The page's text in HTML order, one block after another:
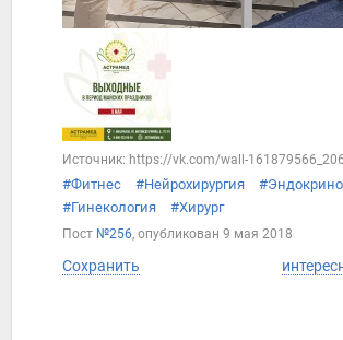
Источник: https://vk.com/wall-161879566_206
#Фитнес #Нейрохирургия
#Гинекология
#Хирург
Пост №256, опубликован 9 мая 2018
Сохранить